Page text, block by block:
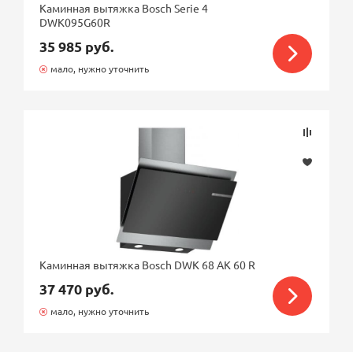
Каминная вытяжка Bosch Serie 4
DWK095G60R
35 985 руб.
мало, нужно уточнить
Каминная вытяжка Bosch DWK 68 AK 60 R
37 470 руб.
мало, нужно уточнить